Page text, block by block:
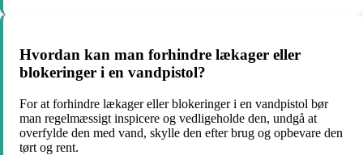
Hvordan kan man forhindre lækager eller
blokeringer i en vandpistol?
For at forhindre lækager eller blokeringer i en vandpistol bør
man regelmæssigt inspicere og vedligeholde den, undgå at
overfylde den med vand, skylle den efter brug og opbevare den
tørt og rent.